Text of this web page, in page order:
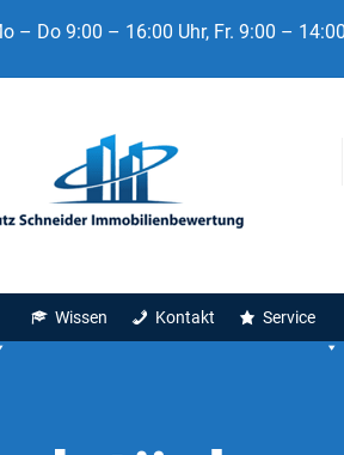
– Do 9:00 – 16:00 Uhr, Fr. 9:00 –
Wissen Kontakt Service